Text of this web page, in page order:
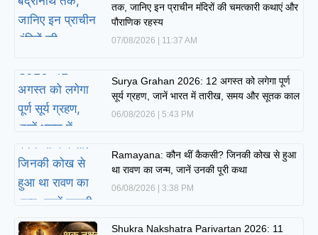
तक, जानिए इन प्राचीन मंदिरों की चमत्कारी कथाएं और
पौराणिक रहस्य
07/08/2026 11:37 AM
Surya Grahan 2026: 12 अगस्त को लगेगा पूर्ण
सूर्य ग्रहण, जानें भारत में तारीख, समय और सूतक काल
06/08/2026 5:43 PM
Ramayana: कौन थीं कैकसी? जिनकी कोख से हुआ
था रावण का जन्म, जानें उनकी पूरी कथा
06/08/2026 3:38 PM
Shukra Nakshatra Parivartan 2026: 11